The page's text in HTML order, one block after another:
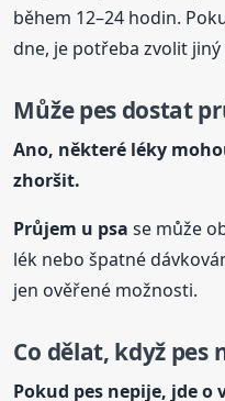
během 12–24 hodin.
dne, je potřeba zvolit
Může pes dostat
Ano, některé léky
zhoršit.
Průjem u psa se může
lék nebo špatné
jen ověřené možnosti.
Co dělat, když pes
Pokud pes nepije, jde o